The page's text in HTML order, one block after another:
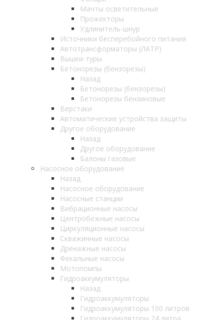
Мачты осветительные
Прожекторы
Удлинитель-шнур
Источники бесперебойного питания
Автотрансформаторы (ЛАТР)
Вышки-туры
Бетонорезы (бензорезы)
Назад
Бетонорезы (бензорезы)
Бетонорезы бензиновые
Верстаки
Автоматические устройства защиты
Другое оборудование
Назад
Другое оборудование
Балоны газовые
Насосное оборудование
Назад
Насосное оборудование
Насосные станции
Вибрационные насосы
Центробежные насосы
Циркуляционные насосы
Скважинные насосы
Дренажные насосы
Фекальные насосы
Мотопомпы
Гидроаккумуляторы
Назад
Гидроаккумуляторы
Гидроаккумуляторы 100 литров
Гидроаккумуляторы 24 литра